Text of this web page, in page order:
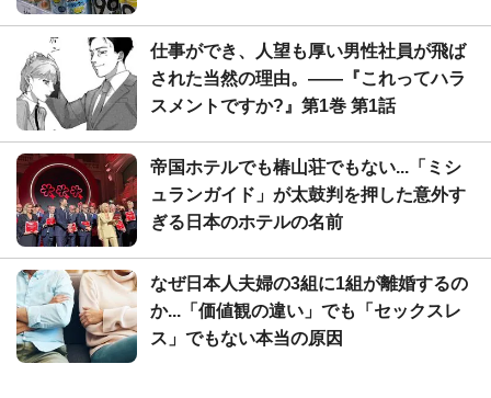
仕事ができ、人望も厚い男性社員が飛ば
された当然の理由。――『これってハラ
スメントですか?』第1巻 第1話
帝国ホテルでも椿山荘でもない...「ミシ
ュランガイド」が太鼓判を押した意外す
ぎる日本のホテルの名前
なぜ日本人夫婦の3組に1組が離婚するの
か...「価値観の違い」でも「セックスレ
ス」でもない本当の原因